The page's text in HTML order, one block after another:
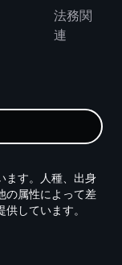
法務関
連
ます。人種、出身
の属性によって差
しています。